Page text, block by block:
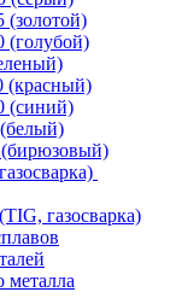
газосварка)
металла